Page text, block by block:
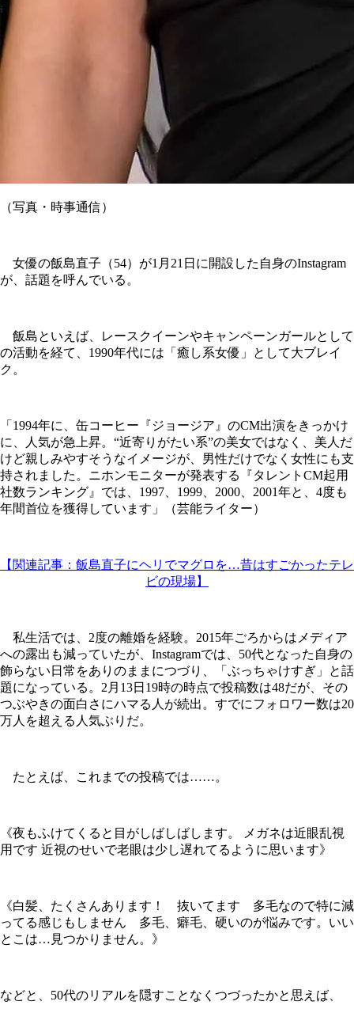
（写真・時事通信）
女優の飯島直子（54）が1月21日に開設した自身のInstagram
が、話題を呼んでいる。
飯島といえば、レースクイーンやキャンペーンガールとして
の活動を経て、1990年代には「癒し系女優」として大ブレイ
ク。
「1994年に、缶コーヒー『ジョージア』のCM出演をきっかけ
に、人気が急上昇。“近寄りがたい系”の美女ではなく、美人だ
けど親しみやすそうなイメージが、男性だけでなく女性にも支
持されました。ニホンモニターが発表する『タレントCM起用
社数ランキング』では、1997、1999、2000、2001年と、4度も
年間首位を獲得しています」（芸能ライター）
【関連記事：飯島直子にヘリでマグロを…昔はすごかったテレ
ビの現場】
私生活では、2度の離婚を経験。2015年ごろからはメディア
への露出も減っていたが、Instagramでは、50代となった自身の
飾らない日常をありのままにつづり、「ぶっちゃけすぎ」と話
題になっている。2月13日19時の時点で投稿数は48だが、その
つぶやきの面白さにハマる人が続出。すでにフォロワー数は20
万人を超える人気ぶりだ。
たとえば、これまでの投稿では……。
《夜もふけてくると目がしばしばします。 メガネは近眼乱視
用です 近視のせいで老眼は少し遅れてるように思います》
《白髪、たくさんあります！ 抜いてます 多毛なので特に減
ってる感じもしません 多毛、癖毛、硬いのが悩みです。いい
とこは…見つかりません。》
などと、50代のリアルを隠すことなくつづったかと思えば、